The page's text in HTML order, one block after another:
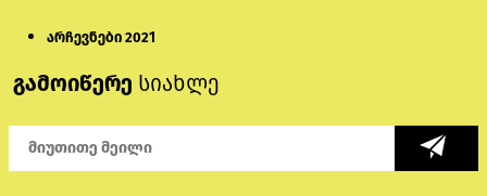
არჩევნები 2021
გამოიწერე სიახლე